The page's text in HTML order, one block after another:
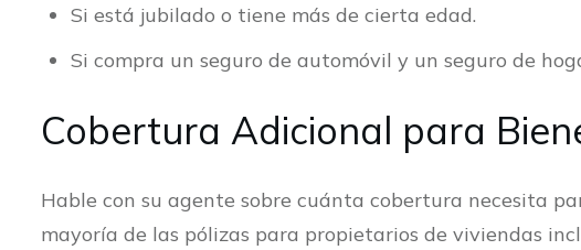
Si está jubilado o tiene más de cierta edad.
Si compra un seguro de automóvil y un seguro de
Cobertura Adicional para
Hable con su agente sobre cuánta cobertura necesita
mayoría de las pólizas para propietarios de viviendas